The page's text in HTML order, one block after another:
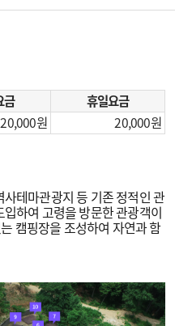
금
휴일요금
20,000 20,000
테마관광지 등 기존 정적인 관
하여 고령을 방문한 관광객이
캠핑장을 조성하여 자연과 함